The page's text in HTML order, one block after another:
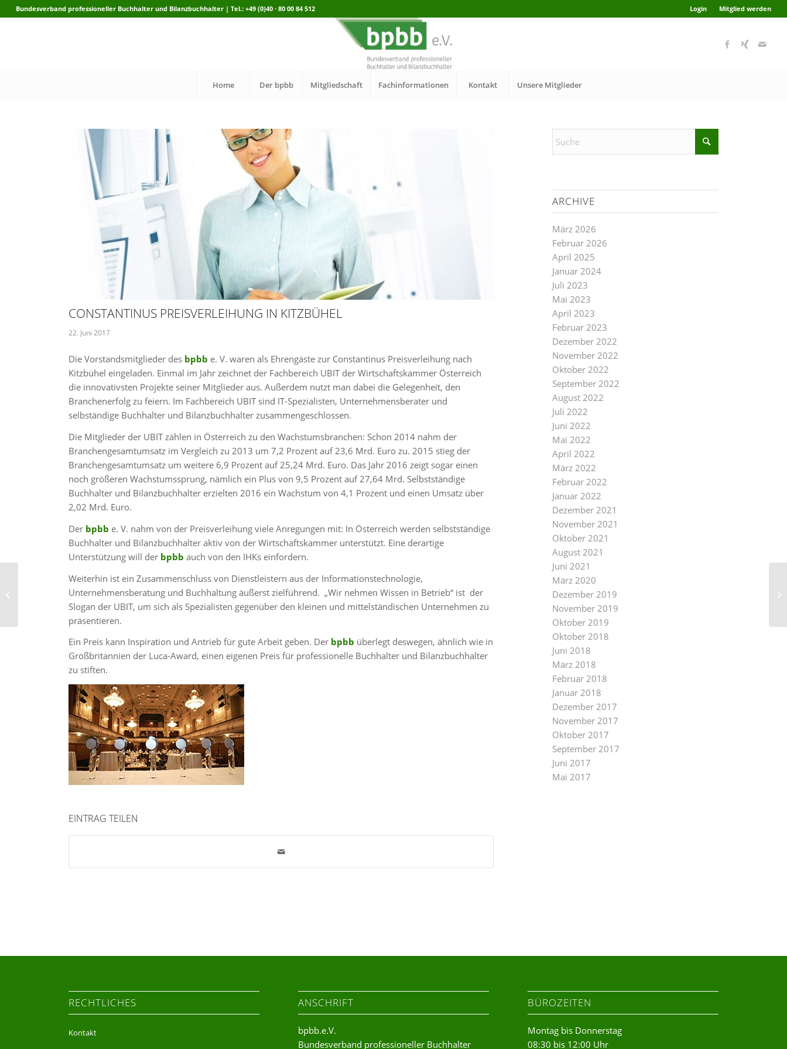
Login Mitglied werden
Bundesverband professioneller Buchhalter und Bilanzbuchhalter | Tel.: +49 (0)40 · 80 00 84 512
Home Der bpbb Mitgliedschaft Fachinformationen Kontakt Unsere Mitglieder
CONSTANTINUS PREISVERLEIHUNG IN KITZBÜHEL
22. Juni 2017
Die Vorstandsmitglieder des bpbb e. V. waren als Ehrengäste zur Constantinus Preisverleihung nach
Kitzbühel eingeladen. Einmal im Jahr zeichnet der Fachbereich UBIT der Wirtschaftskammer Österreich
die innovativsten Projekte seiner Mitglieder aus. Außerdem nutzt man dabei die Gelegenheit, den
Branchenerfolg zu feiern. Im Fachbereich UBIT sind IT-Spezialisten, Unternehmensberater und
selbständige Buchhalter und Bilanzbuchhalter zusammengeschlossen.
Die Mitglieder der UBIT zählen in Österreich zu den Wachstumsbranchen: Schon 2014 nahm der
Branchengesamtumsatz im Vergleich zu 2013 um 7,2 Prozent auf 23,6 Mrd. Euro zu. 2015 stieg der
Branchengesamtumsatz um weitere 6,9 Prozent auf 25,24 Mrd. Euro. Das Jahr 2016 zeigt sogar einen
noch größeren Wachstumssprung, nämlich ein Plus von 9,5 Prozent auf 27,64 Mrd. Selbstständige
Buchhalter und Bilanzbuchhalter erzielten 2016 ein Wachstum von 4,1 Prozent und einen Umsatz über
2,02 Mrd. Euro.
Der bpbb e. V. nahm von der Preisverleihung viele Anregungen mit: In Österreich werden selbstständige
Buchhalter und Bilanzbuchhalter aktiv von der Wirtschaftskammer unterstützt. Eine derartige
Unterstützung will der bpbb auch von den IHKs einfordern.
Weiterhin ist ein Zusammenschluss von Dienstleistern aus der Informationstechnologie,
Unternehmensberatung und Buchhaltung äußerst zielführend. „Wir nehmen Wissen in Betrieb“ ist der
Slogan der UBIT, um sich als Spezialisten gegenüber den kleinen und mittelständischen Unternehmen zu
präsentieren.
Ein Preis kann Inspiration und Antrieb für gute Arbeit geben. Der bpbb überlegt deswegen, ähnlich wie in
Großbritannien der Luca-Award, einen eigenen Preis für professionelle Buchhalter und Bilanzbuchhalter
zu stiften.
EINTRAG TEILEN
ARCHIVE
März 2026
Februar 2026
April 2025
Januar 2024
Juli 2023
Mai 2023
April 2023
Februar 2023
Dezember 2022
November 2022
Oktober 2022
September 2022
August 2022
Juli 2022
Juni 2022
Mai 2022
April 2022
März 2022
Februar 2022
Januar 2022
Dezember 2021
November 2021
Oktober 2021
August 2021
Juni 2021
März 2020
Dezember 2019
November 2019
Oktober 2019
Oktober 2018
Juni 2018
März 2018
Februar 2018
Januar 2018
Dezember 2017
November 2017
Oktober 2017
September 2017
Juni 2017
Mai 2017
RECHTLICHES
Kontakt
ANSCHRIFT
bpbb.e.V.
Bundesverband professioneller Buchhalter
BÜROZEITEN
Montag bis Donnerstag
08:30 bis 12:00 Uhr
Gründungsversammlung